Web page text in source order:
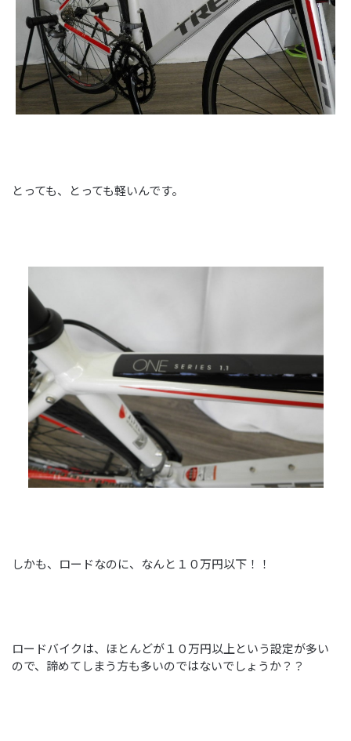
とっても、とっても軽いんです。
しかも、ロードなのに、なんと１０万円以下！！
ロードバイクは、ほとんどが１０万円以上という設定が多い
ので、諦めてしまう方も多いのではないでしょうか？？